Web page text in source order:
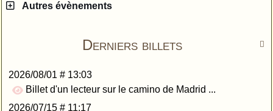
Autres évènements

Derniers billets
2026/08/01 # 13:03
Billet d'un lecteur sur le camino de Madrid ...
2026/07/15 # 11:17